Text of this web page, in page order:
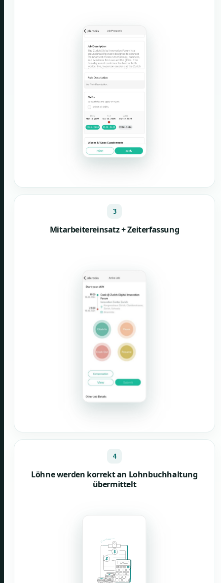
3
Mitarbeitereinsatz + Zeiterfassung
4
Löhne werden korrekt an Lohnbuchhaltung
übermittelt